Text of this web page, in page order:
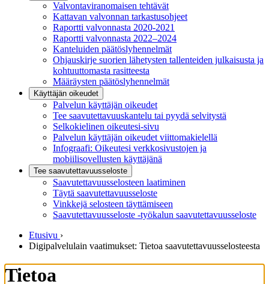
Valvontaviranomaisen tehtävät
Kattavan valvonnan tarkastusohjeet
Raportti valvonnasta 2020-2021
Raportti valvonnasta 2022–2024
Kanteluiden päätöslyhennelmät
Ohjauskirje suorien lähetysten tallenteiden julkaisusta ja
kohtuuttomasta rasitteesta
Määräysten päätöslyhennelmät
Käyttäjän oikeudet
Palvelun käyttäjän oikeudet
Tee saavutettavuuskantelu tai pyydä selvitystä
Selkokielinen oikeutesi-sivu
Palvelun käyttäjän oikeudet viittomakielellä
Infograafi: Oikeutesi verkkosivustojen ja
mobiilisovellusten käyttäjänä
Tee saavutettavuusseloste
Saavutettavuus­selosteen laatiminen
Täytä saavutettavuusseloste
Vinkkejä selosteen täyttämiseen
Saavutettavuusseloste -työkalun saavutettavuusseloste
Etusivu ›
Digipalvelulain vaatimukset: Tietoa saavutettavuusselosteesta
Tietoa